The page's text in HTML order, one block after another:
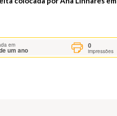
em
um ano
0
impressões